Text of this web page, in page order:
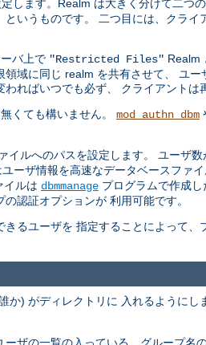
します。Realm は大きく分けて二つ
いうものです。 二つ目には、クラ
バ上で "Restricted Files" Realm
域に同じ realm を共有させて、 ユ
ればいつでも必ず、 クライアントは
くても構いません。 mod_authn_dbm
イルへのパスを設定します。 ユーザ
ーザ情報を高速なデータベースファ
イルは dbmmanage プログラムで作成
認証オプションが 利用可能です。
るユーザを 指定することによって、
か) がディレクトリに 入れるようにし